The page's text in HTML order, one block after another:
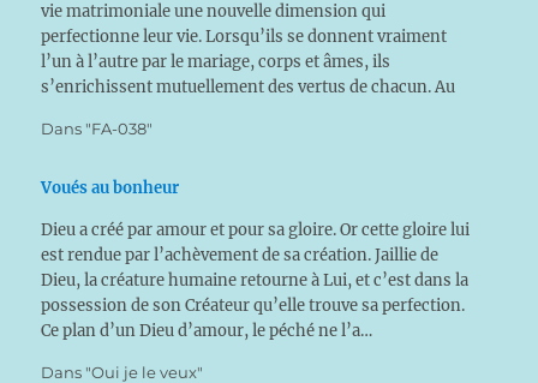
vie matrimoniale une nouvelle dimension qui
perfectionne leur vie. Lorsqu’ils se donnent vraiment
l’un à l’autre par le mariage, corps et âmes, ils
s’enrichissent mutuellement des vertus de chacun. Au
peu…
Dans "FA-038"
Voués au bonheur
Dieu a créé par amour et pour sa gloire. Or cette gloire lui
est rendue par l’achèvement de sa création. Jaillie de
Dieu, la créature humaine retourne à Lui, et c’est dans la
possession de son Créateur qu’elle trouve sa perfection.
Ce plan d’un Dieu d’amour, le péché ne l’a…
Dans "Oui je le veux"